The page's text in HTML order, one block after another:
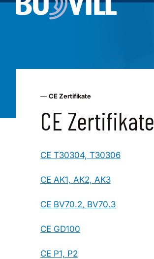
— CE Zertifikate
CE Zertifikate
CE T30304, T30306
CE AK1, AK2, AK3
CE BV70.2, BV70.3
CE GD100
CE P1, P2